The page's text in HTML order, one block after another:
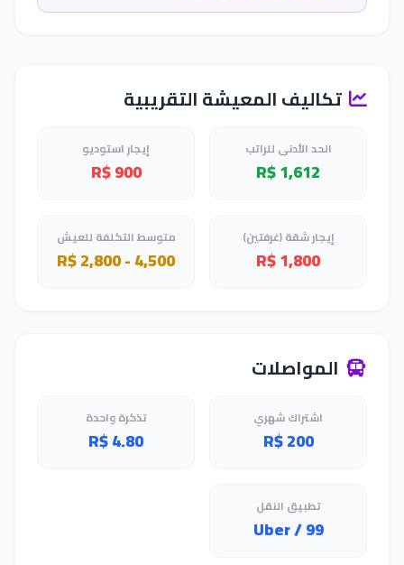
تكاليف المعيشة التقريبية
الحد الأدنى للراتب
R$ 1,612
إيجار استوديو
R$ 900
إيجار شقة (غرفتين)
R$ 1,800
متوسط التكلفة للعيش
R$ 2,800 - 4,500
المواصلات
اشتراك شهري
R$ 200
تذكرة واحدة
R$ 4.80
تطبيق النقل
Uber / 99